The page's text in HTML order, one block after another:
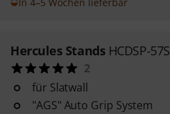
Hercules Stands HCDSP-
2
für Slatwall
"AGS" Auto Grip System